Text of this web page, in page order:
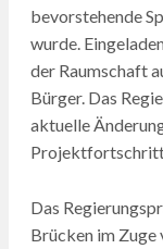
bevorstehende
wurde.
der Raumschaft
Bürger. Das
aktuelle
Das
Brücken im Zuge